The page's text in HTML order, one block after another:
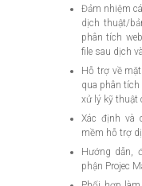
Đảm nhiệm
dịch thuật/
phân tích
file sau dịch
Hỗ trợ về
qua phân
xử lý kỹ thuật
Xác định và
mềm hỗ trợ
Hướng dẫn,
phận Projec